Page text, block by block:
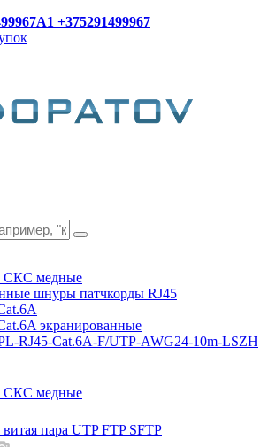
A1 +375291499967
СКС медные
шнуры патчкорды RJ45
экранированные
RJ45-Cat.6A-F/UTP-AWG24-10m-LSZH
СКС медные
пара UTP FTP SFTP